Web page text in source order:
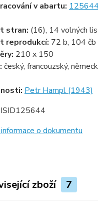
v abartu: 125644
stran: (16), 14 volných
reprodukcí: 72 b, 104 čb
210 x 150
český, francouzský,
Petr Hampl (1943)
ISID125644
o dokumentu
zboží 7